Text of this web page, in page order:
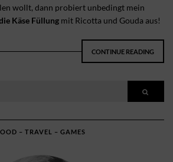
wollt, dann probiert unbedingt mein
Käse Füllung mit Ricotta und Gouda aus!
CONTINUE READING
– TRAVEL – GAMES